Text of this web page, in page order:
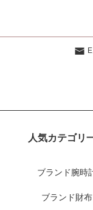
人気カテゴリ
ブランド腕時
ブランド財布